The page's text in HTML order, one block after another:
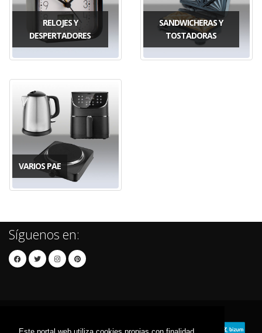
RELOJES Y
DESPERTADORES
SANDWICHERAS Y
TOSTADORAS
VARIOS PAE
Síguenos en: